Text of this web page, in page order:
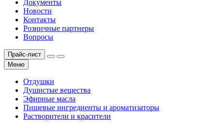
Документы
Новости
Контакты
Розничные партнеры
Вопросы
Прайс-лист
Меню
Отдушки
Душистые вещества
Эфирные масла
Пищевые ингредиенты и ароматизаторы
Растворители и красители